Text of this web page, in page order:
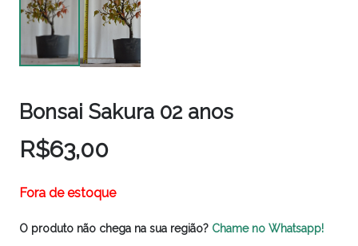
Bonsai Sakura 02 anos
R$63,00
Fora de estoque
O produto não chega na sua região? Chame no Whatsapp!